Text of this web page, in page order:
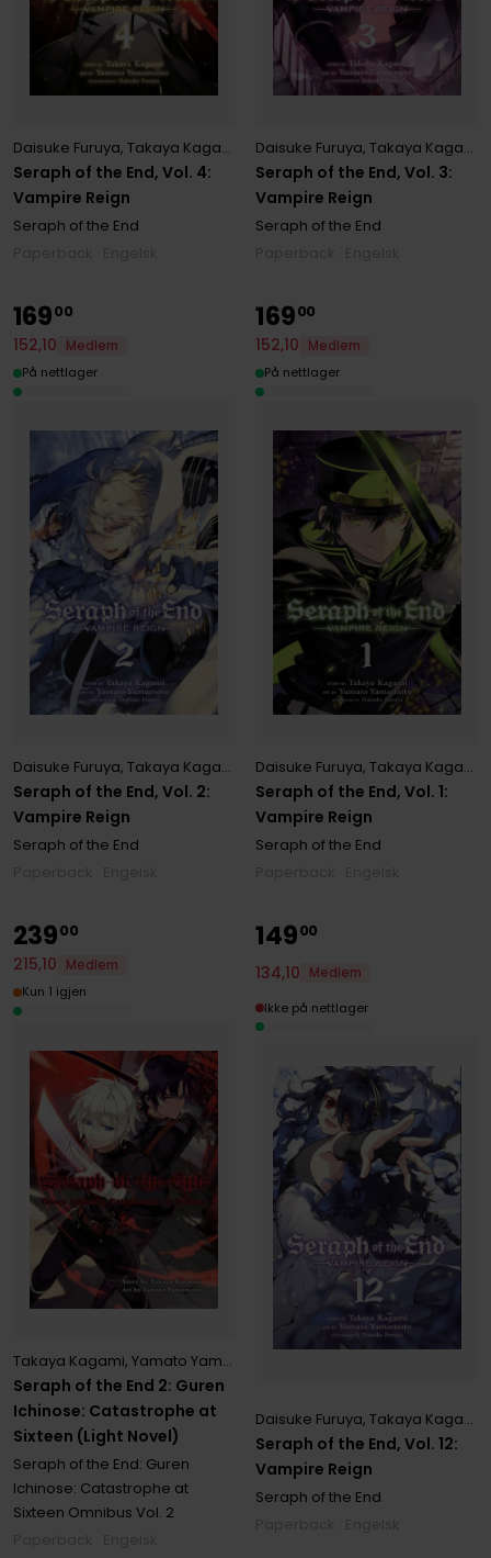
Seraph of the End, Vol. 4:
Vampire Reign
Daisuke Furuya, Takaya Kagami Yamato Yamamoto
Seraph of the End
Seraph of the End, Vol. 3:
Vampire Reign
Daisuke Furuya,Takaya Kagami
Seraph of the End
Seraph of the End, Vol. 2:
Vampire Reign
Daisuke Furuya, Takaya Kagami Yamato Yamamoto
Seraph of the End
16900
152,10
Medlem
På nettlager
Seraph of the End, Vol. 1:
Vampire Reign
Daisuke Furuya,Takaya Kagami
Seraph of the End
16900
152,10
Medlem
På nettlager
Seraph of the End 2: Guren
Ichinose: Catastrophe at
Sixteen (Light Novel)
Takaya Kagami, Yamato Yamamoto
Seraph of the End: Guren
Ichinose: Catastrophe at
Sixteen Omnibus Vol. 2
23900
215,10
Medlem
Kun 1 igjen
Seraph of the End, Vol. 12:
Vampire Reign
Daisuke Furuya,Takaya Kagami
Seraph of the End
14900
134,10
Medlem
Ikke på nettlager